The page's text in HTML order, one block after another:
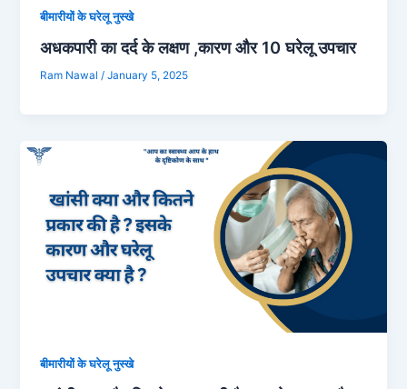
बीमारीयों के घरेलू नुस्खे
अधकपारी का दर्द के लक्षण ,कारण और 10 घरेलू उपचार
Ram Nawal/January 5, 2025
बीमारीयों के घरेलू नुस्खे